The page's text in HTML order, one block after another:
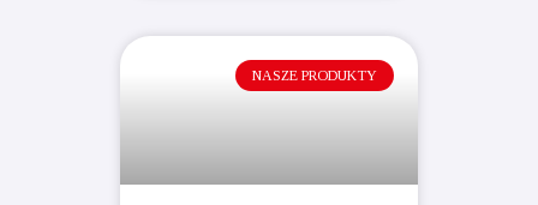
NASZE PRODUKTY